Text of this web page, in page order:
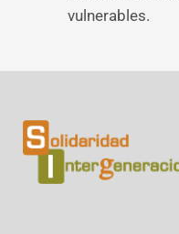
vulnerables.